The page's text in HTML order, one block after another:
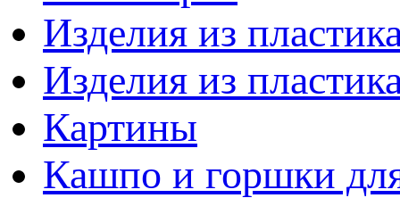
Изделия из
Изделия из
Картины
Кашпо и горшки